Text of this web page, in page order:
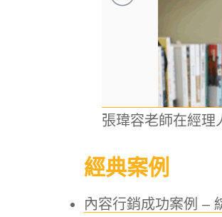
張瑋容老師在經理
經典案例
內容行銷成功案例 –